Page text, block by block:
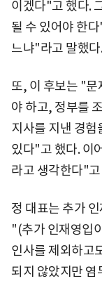
이겠다"고 했다.
될 수 있어야 한
느냐"라고 말했다.
또, 이 후보는 "문
야 하고, 정부를
지사를 지낸 경험
있다"고 했다. 이
라고 생각한다"
정 대표는 추가
"(추가 인재영입
인사를 제외하고
되지 않았지만